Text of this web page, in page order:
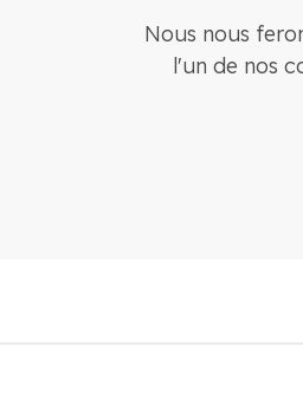
Nous nous
l'un de nos